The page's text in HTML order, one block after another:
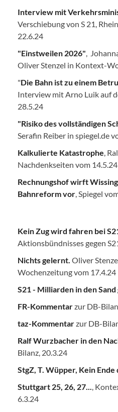
Interview mit
Verschiebung von S 21,
22.6.24
"Einstweilen 2026" ,
Oliver Stenzel in Kontext-
"Die Bahn ist zu einem
Interview mit Arno Luik auf
28.5.24
"Risiko des vollständigen
Serafin Reiber in spiegel.de
Kalkulierte Katastrophe ,
Nachdenkseiten vom 14.5.24
Rechnungshof wirft
Bahnreform vor , Spiegel
Kein Zug wird fahren bei
Aktionsbündnisses gegen
Nichts gelernt. Oliver
Wochenzeitung vom 17.4.24
S21 - Milliarden in den
FR-Kommentarzur DB-
taz-Kommentarzur DB-
Ralf Wurzbacher in den
Bilanz, 20.3.24
StgZ, T. Wüpper, Kein Ende
Stuttgart 25, 26, 27...
,
6.3.24